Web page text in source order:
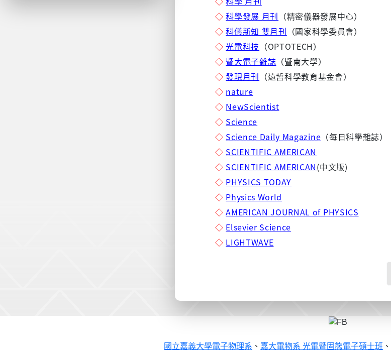
◇科學發展 月刊 （精密儀器發展中心）
◇科儀新知 雙月刊 （國家科學委員會）
◇ 光電科技 （OPTOTECH）
◇ 暨大電子雜誌 （暨南大學）
◇發現月刊 （遠哲科學教育基金會）
◇ nature
◇ NewScientist
◇ Science
◇ Science Daily Magazine （每日科學雜誌）
◇ SCIENTIFIC AMERICAN
◇ SCIENTIFIC AMERICAN(中文版)
◇ PHYSICS TODAY
◇ Physics World
◇AMERICAN JOURNAL of PHYSICS
◇ Elsevier Science
◇ LIGHTWAVE
國立嘉義大學電子物理系 、 嘉大電物系 光電暨固態電子碩士班 、